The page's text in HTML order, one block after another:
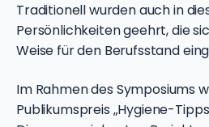
Traditionell wurden auch in
Persönlichkeiten geehrt, die
Weise für den Berufsstand
Im Rahmen des Symposiums
Publikumspreis „Hygiene-